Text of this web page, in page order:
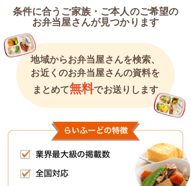
条件に合うご家族・ご本人のご希望の
お弁当屋さんが見つかります
地域からお弁当屋さんを検索、
お近くのお弁当屋さんの資料を
まとめて無料でお送りします